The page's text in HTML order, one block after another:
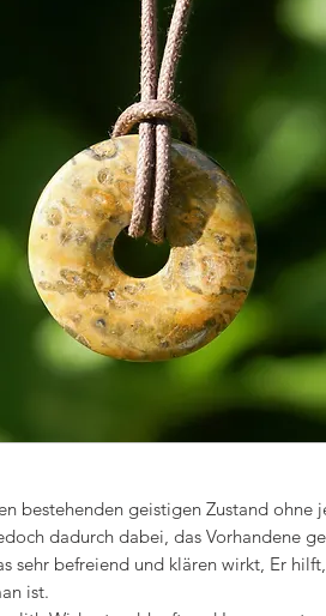
bestehenden geistigen Zustand ohne
dadurch dabei, das Vorhandene
sehr befreiend und klären wirkt, Er
ist.